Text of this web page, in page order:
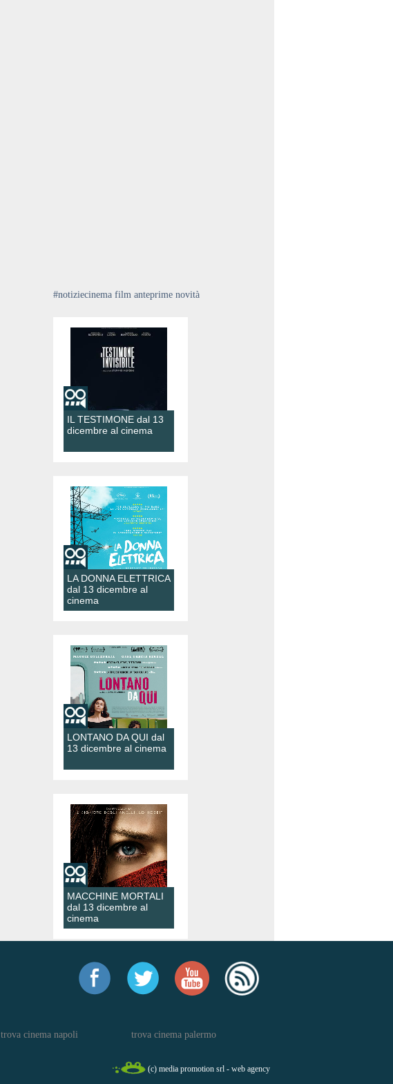
#notiziecinema film anteprime novità
IL TESTIMONE dal 13
dicembre al cinema
LA DONNA ELETTRICA
dal 13 dicembre al
cinema
LONTANO DA QUI dal
13 dicembre al cinema
MACCHINE MORTALI
dal 13 dicembre al
cinema
trova cinema napoli trova cinema palermo
(c) media promotion srl - web agency